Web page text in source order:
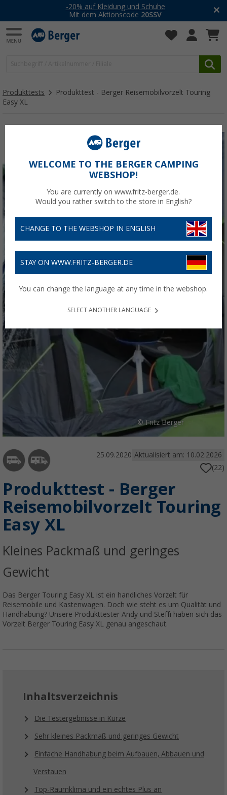
-20% auf Kleidung und Schuhe
Mit dem Aktionscode 20SSV
Produkttests
Produkttest - Berger Reisemobilvorzelt Touring
Easy XL
© Fritz Berger
25.09.2020 Aktualisiert am: 10.02.2026
(22)
Produkttest - Berger
Reisemobilvorzelt Touring
Easy XL
Kleines Packmaß und geringes
Gewicht
Das Berger Touring Easy XL ist ein handliches Vorzelt für
Reisemobile und Kastenwagen. Doch wie steht es um Qualität und
Handhabung? Unsere Produkttester Andy und Steffi haben sich das
Vorzelt Berger Touring Easy XL genau angeschaut.
Inhaltsverzeichnis
Die Testergebnisse in Kürze
Sehr kleines Packmaß und geringes Gewicht
Einfache Handhabung beim Aufbauen, Abbauen und
Verstauen
Top-Raumklima und ein echtes Plus an
WELCOME TO THE BERGER CAMPING
WEBSHOP!
You are currently on www.fritz-berger.de.
Would you rather switch to the store in English?
CHANGE TO THE WEBSHOP IN ENGLISH
STAY ON WWW.FRITZ-BERGER.DE
You can change the language at any time in the webshop.
SELECT ANOTHER LANGUAGE